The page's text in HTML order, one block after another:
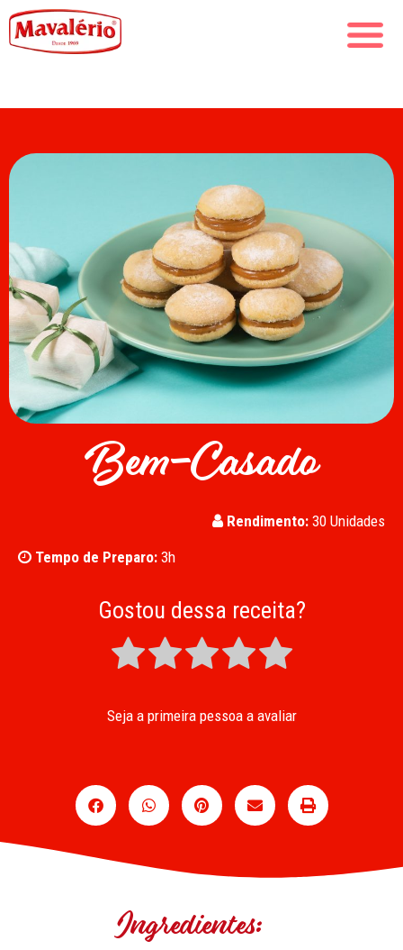
Bem-Casado
Rendimento: 30 Unidades
Tempo de Preparo: 3h
Gostou dessa receita?
Seja a primeira pessoa a avaliar
Ingredientes: